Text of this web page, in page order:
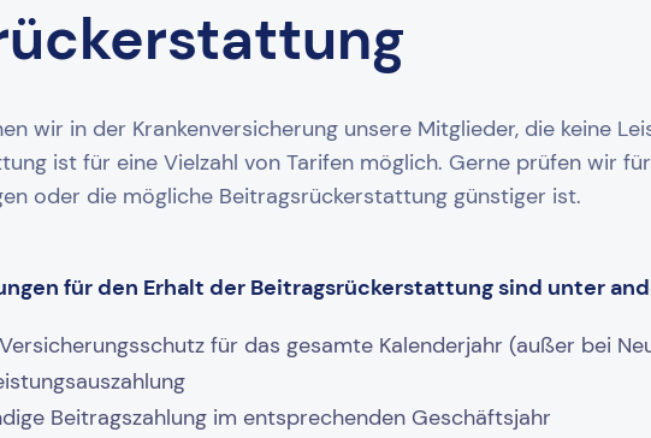
wir in der Krankenversicherung unsere Mitglieder, die keine
ist für eine Vielzahl von Tarifen möglich. Gerne prüfen wir
oder die mögliche Beitragsrückerstattung günstiger ist.
für den Erhalt der Beitragsrückerstattung sind unter
für das gesamte Kalenderjahr (außer bei
Beitragszahlung im entsprechenden Geschäftsjahr